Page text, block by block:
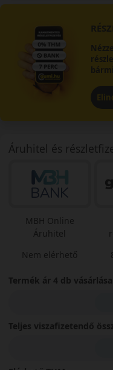
Áruhitel és
MBH Online
Áruhitel
Nem elérhető
Termék ár 4 db
Teljes viszafizetendő